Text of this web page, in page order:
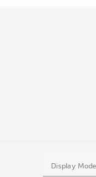
Display Mode